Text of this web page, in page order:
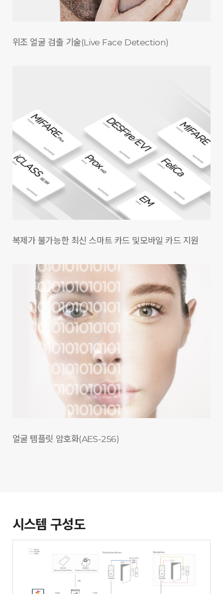
위조 얼굴 검출 기술(Live Face Detection)
복제가 불가능한 최신 스마트 카드 및모바일 카드 지원
얼굴 템플릿 암호화(AES-256)
시스템 구성도